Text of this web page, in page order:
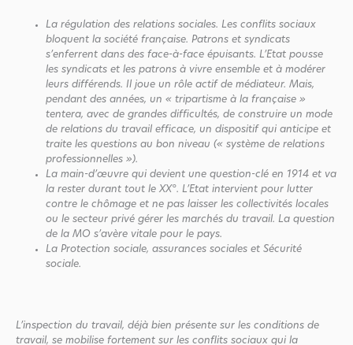
La régulation des relations sociales.Les conflits sociaux
bloquent la société française. Patrons et syndicats
s’enferrent dans des face-à-face épuisants. L’Etat pousse
les syndicats et les patrons à vivre ensemble et à modérer
leurs différends. Il joue un rôle actif de médiateur. Mais,
pendant des années, un « tripartisme à la française »
tentera, avec de grandes difficultés, de construire un mode
de relations du travail efficace, un dispositif qui anticipe et
traite les questions au bon niveau (« système de relations
professionnelles »).
La main-d’œuvre qui devient une question-clé en 1914 et va
la rester durant tout le XX°.L’Etat intervient pour lutter
contre le chômage et ne pas laisser les collectivités locales
ou le secteur privé gérer les marchés du travail. La question
de la MO s’avère vitale pour le pays.
La Protection sociale, assurances sociales et Sécurité
sociale.
L’inspection du travail, déjà bien présente sur les conditions de
travail, se mobilise fortement sur les conflits sociaux qui la